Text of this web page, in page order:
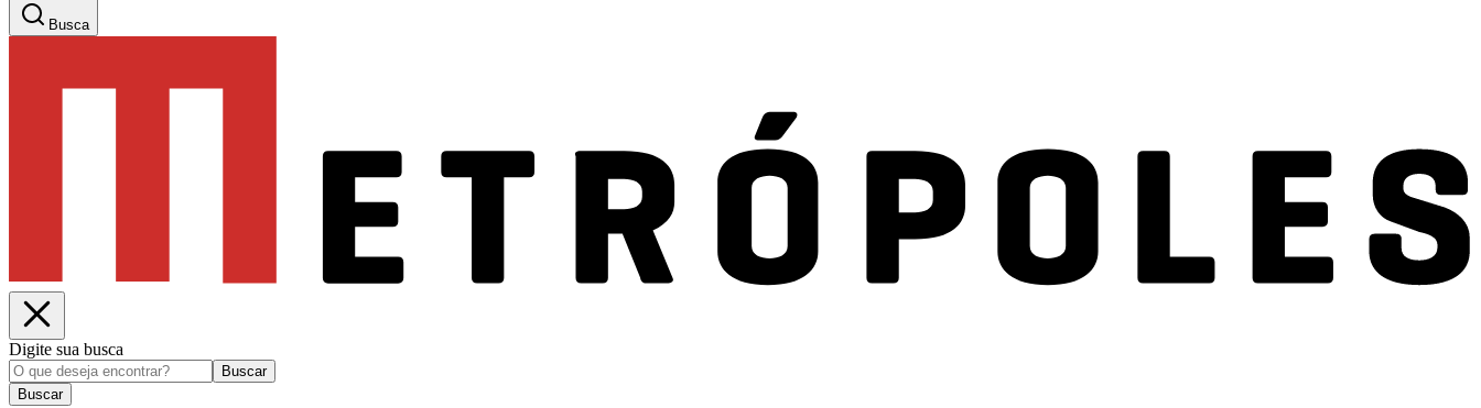
Busca
Digite sua busca
Buscar
Buscar